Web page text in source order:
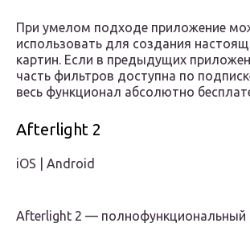
При умелом подходе приложение
использовать для создания
картин. Если в предыдущих
часть фильтров доступна по
весь функционал абсолютно
Afterlight 2
iOS | Android
Afterlight 2 — полнофункциональный